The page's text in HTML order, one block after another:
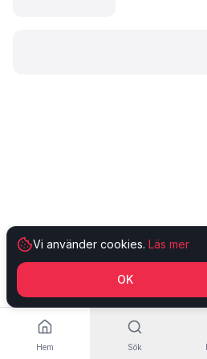
Hem Sök
Vi använder cookies. Läs mer
OK